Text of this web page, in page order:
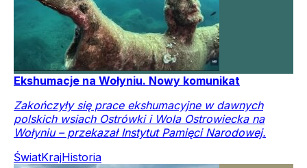
Ekshumacje na Wołyniu. Nowy komunikat
Zakończyły się prace ekshumacyjne w dawnych
polskich wsiach Ostrówki i Wola Ostrowiecka na
Wołyniu – przekazał Instytut Pamięci Narodowej.
ŚwiatKrajHistoria